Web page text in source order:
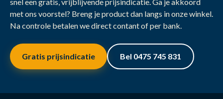
met ons voorstel? Breng je product dan langs in onze winkel.
Na controle betalen we direct contant of per bank.
Gratis prijsindicatie Bel 0475 745 831